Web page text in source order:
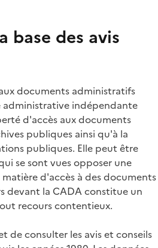
base des avis
documents administratifs
administrative indépendante
d'accès aux documents
publiques ainsi qu'à la
publiques. Elle peut être
se sont vues opposer une
d'accès à des documents
devant la CADA constitue un
recours contentieux.
de consulter les avis et conseils